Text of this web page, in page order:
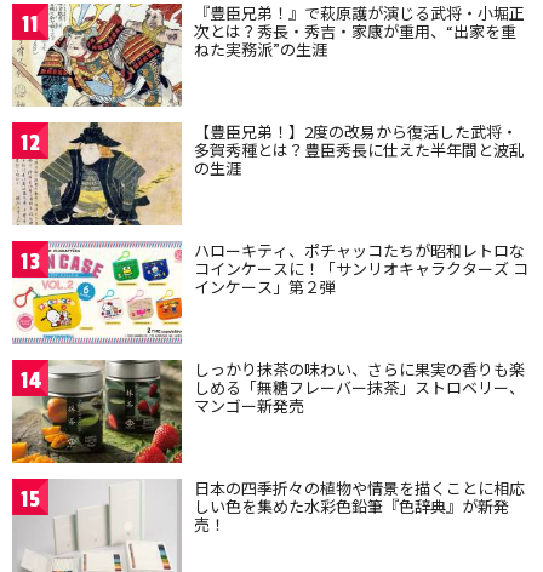
11 『豊臣兄弟！』で萩原護が演じる武将・小堀正
次とは？秀長・秀吉・家康が重用、“出家を重
ねた実務派”の生涯
12 【豊臣兄弟！】2度の改易から復活した武将・
多賀秀種とは？豊臣秀長に仕えた半年間と波乱
の生涯
13 ハローキティ、ポチャッコたちが昭和レトロな
コインケースに！「サンリオキャラクターズ コ
インケース」第２弾
14 しっかり抹茶の味わい、さらに果実の香りも楽
しめる「無糖フレーバー抹茶」ストロベリー、
マンゴー新発売
15 日本の四季折々の植物や情景を描くことに相応
しい色を集めた水彩色鉛筆『色辞典』が新発
売！